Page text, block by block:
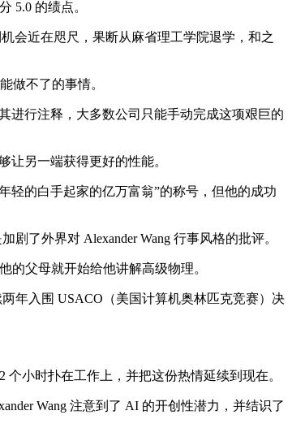
5.0 的绩点。
会近在咫尺，果断从麻省理工学院退学，和之
做不了的事情。
行注释，大多数公司只能手动完成这项艰巨的
另一端获得更好的性能。
轻的白手起家的亿万富翁”的称号，但他的成功
了外界对 Alexander Wang 行事风格的批评。
父母就开始给他讲解高级物理。
年入围 USACO（美国计算机奥林匹克竞赛）决
小时扑在工作上，并把这份热情延续到现在。
Wang 注意到了 AI 的开创性潜力，并结识了